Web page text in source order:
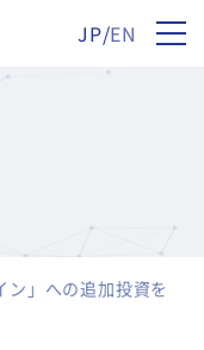
JP/EN
ン」への追加投資を